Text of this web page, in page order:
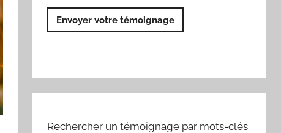
Envoyer votre témoignage
Rechercher un témoignage par mots-clés